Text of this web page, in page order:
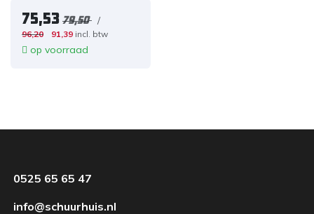
75,53 79,50 /
96,20 91,39 incl. btw
op voorraad
0525 65 65 47
info@schuurhuis.nl